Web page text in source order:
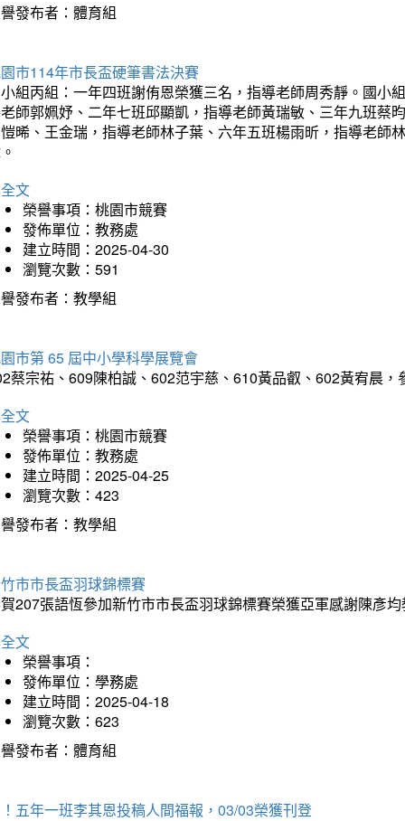
發布者：體育組
市114年市長盃硬筆書法決賽
組丙組：一年四班謝侑恩榮獲三名，指導老師周秀靜。國小
師郭姵妤、二年七班邱顯凱，指導老師黃瑞敏、三年九班蔡
晞、王金瑞，指導老師林子葉、六年五班楊雨昕，指導老師
文
榮譽事項：桃園市競賽
發佈單位：教務處
建立時間：2025-04-30
瀏覽次數：591
發布者：教學組
市第 65 屆中小學科學展覽會
蔡宗祐、609陳柏誠、602范宇慈、610黃品叡、602黃宥晨
文
榮譽事項：桃園市競賽
發佈單位：教務處
建立時間：2025-04-25
瀏覽次數：423
發布者：教學組
市市長盃羽球錦標賽
207張語恆參加新竹市市長盃羽球錦標賽榮獲亞軍感謝陳彥
文
榮譽事項：
發佈單位：學務處
建立時間：2025-04-18
瀏覽次數：623
發布者：體育組
五年一班李其恩投稿人間福報，03/03榮獲刊登